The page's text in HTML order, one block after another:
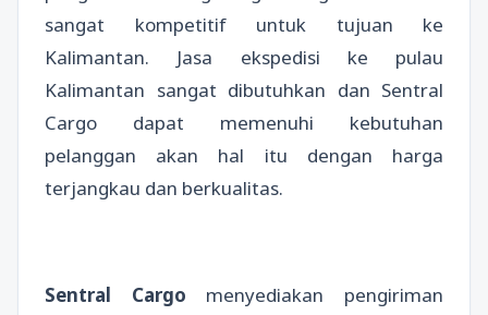
sangat kompetitif untuk tujuan ke
Kalimantan. Jasa ekspedisi ke pulau
Kalimantan sangat dibutuhkan dan Sentral
Cargo dapat memenuhi kebutuhan
pelanggan akan hal itu dengan harga
terjangkau dan berkualitas.
Sentral Cargo menyediakan pengiriman